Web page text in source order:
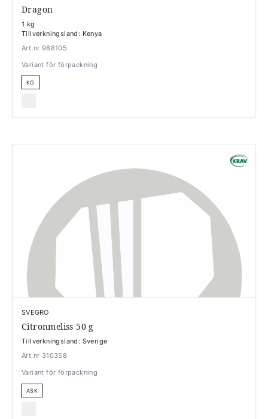
Dragon
1 kg
Tillverkningsland: Kenya
Art.nr 988105
Variant för förpackning
KG
SVEGRO
Citronmeliss 50 g
Tillverkningsland: Sverige
Art.nr 310358
Variant för förpackning
ASK